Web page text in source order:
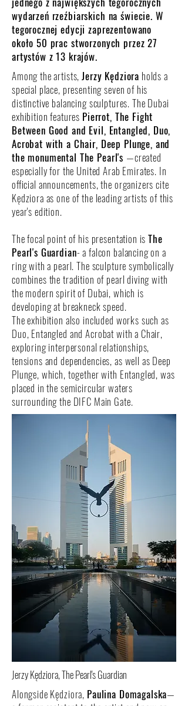
wydarzeń rzeźbiarskich na świecie. W
tegorocznej edycji zaprezentowano
około 50 prac stworzonych przez 27
artystów z 13 krajów.
Among the artists,Jerzy Kędziora holds a
special place, presenting seven of his
distinctive balancing sculptures. The Dubai
exhibition features Pierrot, The Fight
Between Good and Evil, Entangled, Duo,
Acrobat with a Chair, Deep Plunge, and
the monumental The Pearl's —created
especially for the United Arab Emirates. In
official announcements, the organizers cite
Kędziora as one of the leading artists of this
year's edition.
The focal point of his presentation isThe
Pearl's Guardian- a falcon balancing on a
ring with a pearl. The sculpture symbolically
combines the tradition of pearl diving with
the modern spirit of Dubai, which is
developing at breakneck speed.
The exhibition also included works such as
Duo, Entangled and Acrobat with a Chair,
exploring interpersonal relationships,
tensions and dependencies, as well as Deep
Plunge, which, together with Entangled, was
placed in the semicircular waters
surrounding the DIFC Main Gate.
Jerzy Kędziora, The Pearl's Guardian
Alongside Kędziora, Paulina Domagalska—